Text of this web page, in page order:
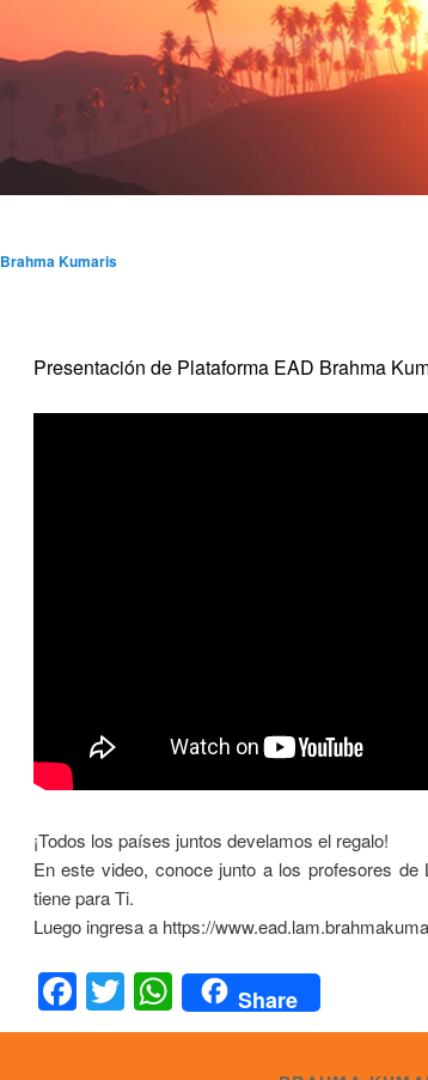
Presentación de Plataforma EAD Brahma
Brahma Kumaris
¡Todos los países juntos develamos el regalo!
En este video, conoce junto a los profesores
tiene para Ti.
Luego ingresa a https://
Facebook
Twitter
WhatsApp
Share